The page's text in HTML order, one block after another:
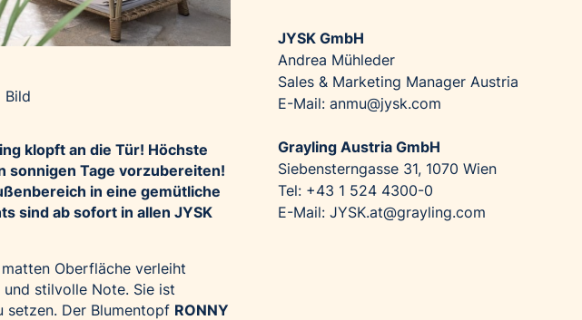
Bild
klopft an die Tür! Höchste
sonnigen Tage vorzubereiten!
in eine gemütliche
sind ab sofort in allen JYSK
Oberfläche verleiht
und stilvolle Note. Sie ist
setzen. Der Blumentopf RONNY
JYSK GmbH
Andrea Mühleder
Sales & Marketing Manager Austria
E-Mail: anmu@jysk.com
Grayling Austria GmbH
Siebensterngasse 31, 1070 Wien
Tel: +43 1 524 4300-0
E-Mail: JYSK.at@grayling.com